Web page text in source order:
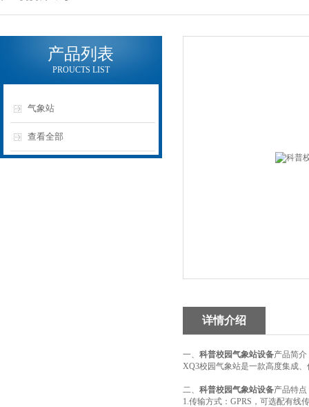
产品列表
PROUCTS LIST
气象站
查看全部
详情介绍
一、 科普校园气象站设备产品简介
XQ3校园气象站是一款高度集成
二、 科普校园气象站设备产品特点
1.传输方式：GPRS，可选配有线